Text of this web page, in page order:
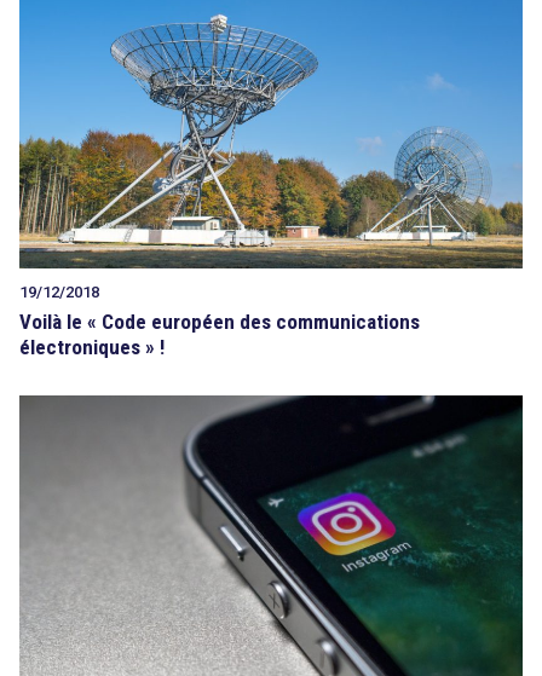
19/12/2018
Voilà le « Code européen des communications
électroniques » !